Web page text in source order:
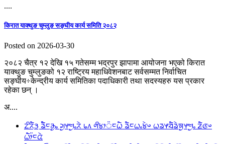
....
किरात याक्थुङ चुम्लुङ सङ्घीय कार्य समिति २०८२
Posted on 2026-03-30
२०८२ चैत्र १२ देखि १५ गतेसम्म भद्रपुर झापामा आयोजना भएको किरात
याक्थुङ चुम्लुङको १२ राष्ट्रिय महाधिवेशनबाट सर्वसम्मत निर्वाचित
सङ्घीय÷केन्द्रीय कार्य समितिका पदाधिकारी तथा सदस्यहरु यस प्रकार
रहेका छन् ।
अ....
ᤁᤡᤖᤠᤋ᤻ ᤕᤠᤠᤰᤌᤢᤱ ᤆᤢᤶᤗᤢᤱᤖᤧ ᥇᥈ ᤛᤡᤃᤣ᤺ᤰᤐᤠ ᤕᤠᤰᤐᤱᤃᤧᤴ ᤐᤕᤶᤔᤠᤕᤧᤈᤢᤶᤗᤢᤱ ᤏᤠᤜᤴ
ᤐᤥ᤺ᤰᤂᤧ